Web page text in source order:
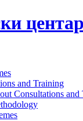
and Training
Consultations and